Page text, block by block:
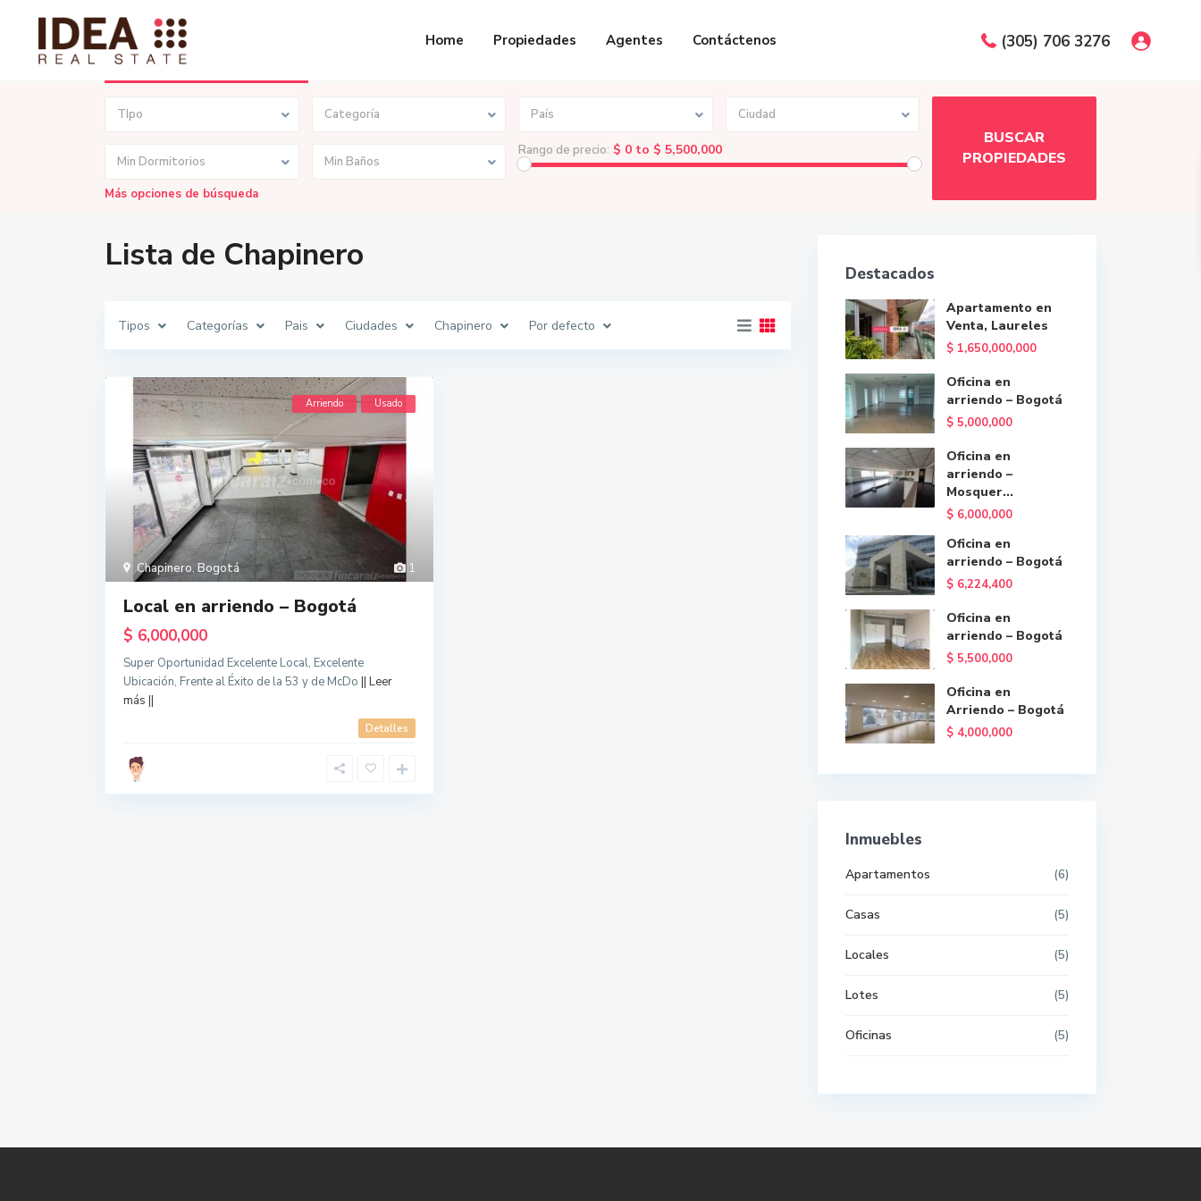
(305) 706 3276
Home Propiedades Agentes
Contáctenos
Búsqueda Avanzada
TIpo Categoría País Ciudad
Min Dormitorios Min Baños
Rango de precio: $ 0 to $ 5,500,000
Más opciones de búsqueda
Lista de Chapinero
Tipos Categorías Pais Ciudades Chapinero Por defecto
1
Chapinero,Bogotá
Arriendo Usado
Local en arriendo – Bogotá
$ 6,000,000
Super Oportunidad Excelente Local, Excelente
Ubicación, Frente al Éxito de la 53 y de McDo || Leer
más ||
Detalles
Destacados
Apartamento en
Venta, Laureles
$ 1,650,000,000
Oficina en
arriendo – Bogotá
$ 5,000,000
Oficina en
arriendo –
Mosquer...
$ 6,000,000
Oficina en
arriendo – Bogotá
$ 6,224,400
Oficina en
arriendo – Bogotá
$ 5,500,000
Oficina en
Arriendo – Bogotá
$ 4,000,000
Inmuebles
Apartamentos (6)
Casas (5)
Locales (5)
Lotes (5)
Oficinas (5)